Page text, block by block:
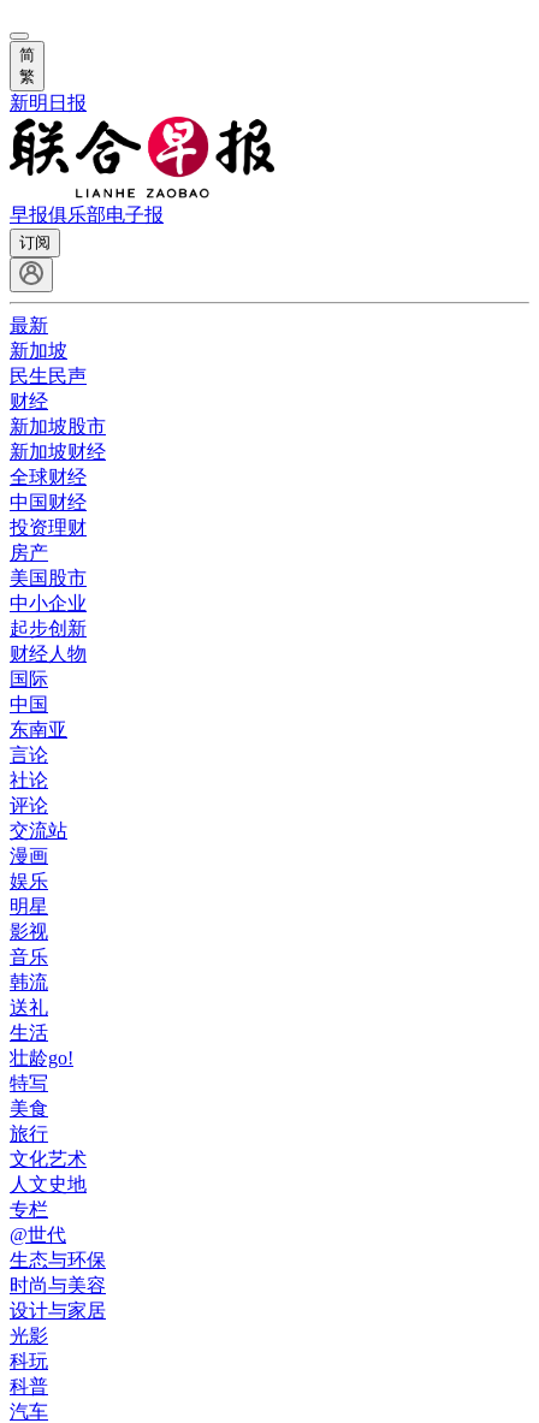
简
繁
新明日报
早报俱乐部电子报
订阅
最新
新加坡
民生民声
财经
新加坡股市
新加坡财经
全球财经
中国财经
投资理财
房产
美国股市
中小企业
起步创新
财经人物
国际
中国
东南亚
言论
社论
评论
交流站
漫画
娱乐
明星
影视
音乐
韩流
送礼
生活
壮龄go!
特写
美食
旅行
文化艺术
人文史地
专栏
@世代
生态与环保
时尚与美容
设计与家居
光影
科玩
科普
汽车